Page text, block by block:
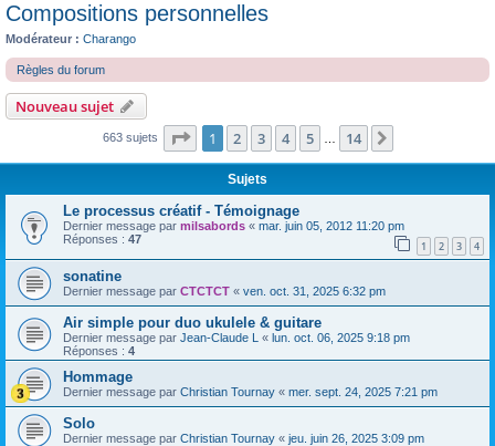
Compositions personnelles
Modérateur : Charango
Règles du forum
Nouveau sujet
663 sujets Page 1sur14
1 2 3 4 5 14
Sujets
Le processus créatif - Témoignage
Dernier message par milsabords « mar. juin 05, 2012 11:20 pm
Réponses : 47 1 2 3 4
sonatine
Dernier message par CTCTCT « ven. oct. 31, 2025 6:32 pm
Air simple pour duo ukulele & guitare
Dernier message par Jean-Claude L « lun. oct. 06, 2025 9:18 pm
Réponses : 4
Hommage
Dernier message par Christian Tournay « mer. sept. 24, 2025 7:21 pm
Solo
Dernier message par Christian Tournay « jeu. juin 26, 2025 3:09 pm